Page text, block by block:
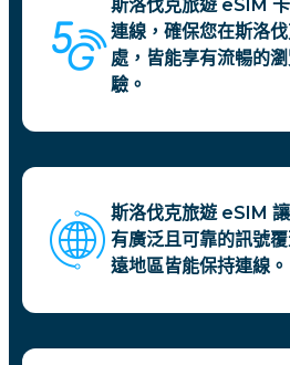
斯洛伐克旅遊 eSIM
連線，確保您在斯洛
處，皆能享有流暢的
驗。
斯洛伐克旅遊 eSIM
有廣泛且可靠的訊號
遠地區皆能保持連線。